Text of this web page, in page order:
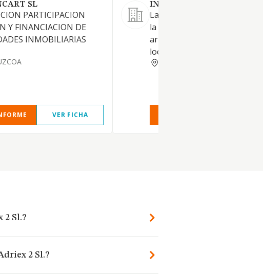
SL
PARTICIPACION
Y FINANCIACION DE
INMOBILIARIAS
VER FICHA
INVERGACO SL.
La sociedad tiene por objeto
la compraventa, tenencia,
arrendamiento de terrenos,
locales de negocio y viviendas
2 Sl.?
2 Sl.?